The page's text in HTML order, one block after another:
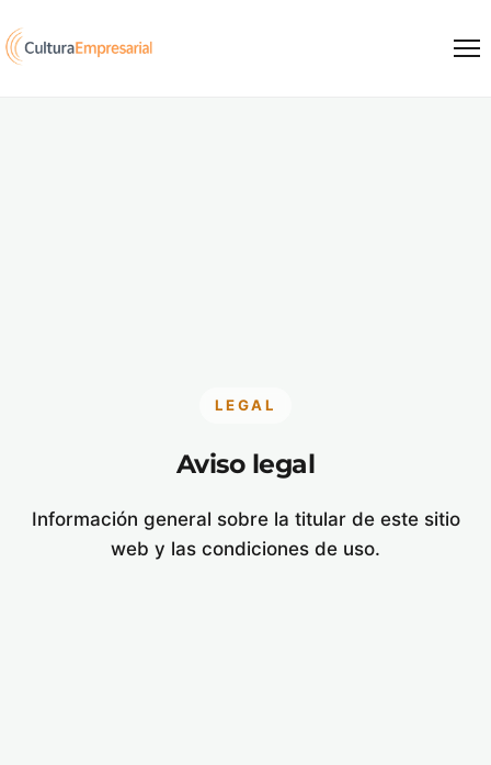
LEGAL
Aviso legal
Información general sobre la titular de este sitio
web y las condiciones de uso.